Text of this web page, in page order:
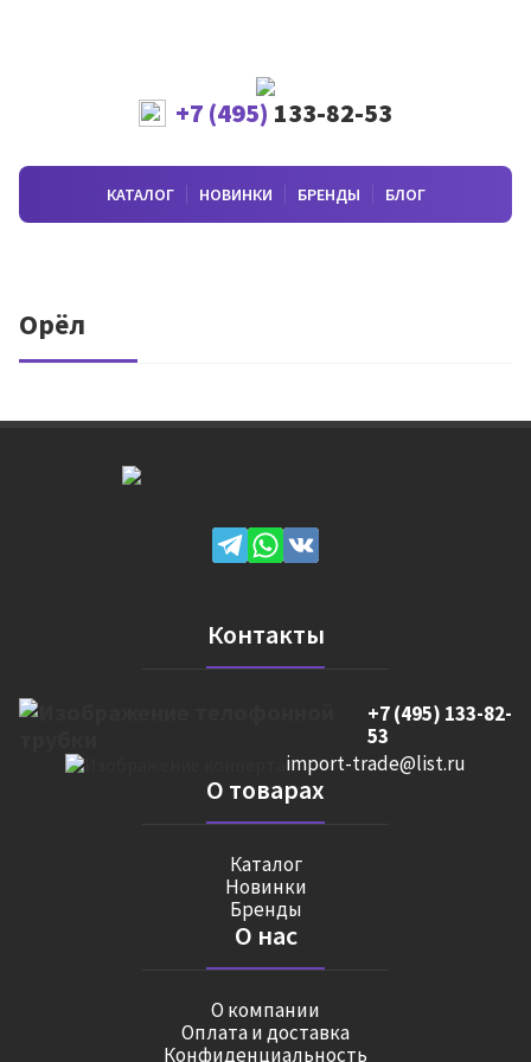
+7 (495) 133-82-53
КАТАЛОГ НОВИНКИ БРЕНДЫ БЛОГ
Орёл
Контакты
+7 (495) 133-82-
53
import-trade@list.ru
О товарах
Каталог
Новинки
Бренды
О нас
О компании
Оплата и доставка
Конфиденциальность